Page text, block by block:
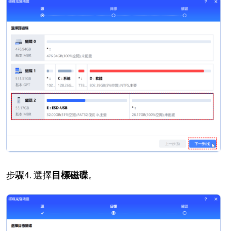
步驟4. 選擇目標磁碟。